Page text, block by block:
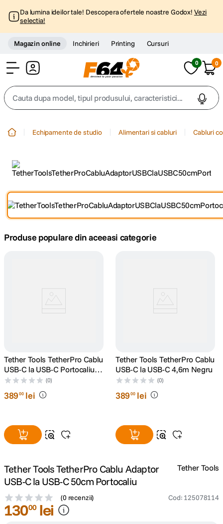
Da lumina ideilor tale! Descopera ofertele noastre Godox! Vezi
selectia!
Magazin online Inchirieri Printing Cursuri
0 0
Cauta dupa model, tipul produsului, caracteristici...
2. trepied
4. peak design
lavaliera
card memorie
sony fx
10 . dji osmo pocket 4
Echipamente de studio Alimentari si cabluri Cabluri
Produse populare din aceeasi categorie
Tether Tools TetherPro Cablu
USB-C la USB-C Portocaliu
4.6M
(0)
38900 lei
Tether Tools TetherPro Cablu
USB-C la USB-C 4,6m Negru
(0)
38900 lei
Tether Tools TetherPro Cablu Adaptor
USB-C la USB-C 50cm Portocaliu
(0 recenzii) Cod: 125078114
Tether Tools
13000 lei